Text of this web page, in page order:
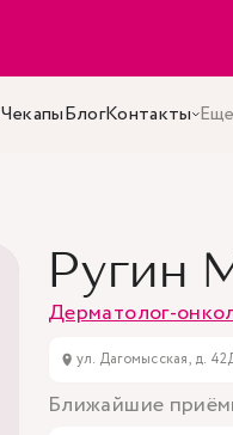
ЧекапыБлогКонтакты Еще
Ругин
Дерматолог-
ул. Дагомысская, д.
Ближайшие